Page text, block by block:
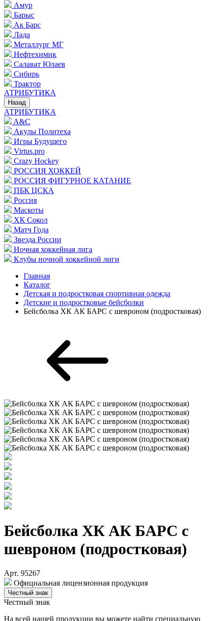
Амур
Барыс
Ак Барс
Лада
Металлург МГ
Нефтехимик
Салават Юлаев
Сибирь
Трактор
АТРИБУТИКА
Назад
АТРИБУТИКА
A&C
Акулы Политеха
Игры Будущего
Virtus.pro
Crazy Hockey
РОССИЯ ХОККЕЙ
РОССИЯ ФИГУРНОЕ КАТАНИЕ
ПБК ЦСКА
Россия
Маскоты
ХК Сокол
Матч Года
Звезда России
Ночная хоккейная лига
Клубы ночной хоккейной лиги
Главная
Каталог
Детская и подростковая спортивная одежда
Детские и подростковые бейсболки
Бейсболка ХК АК БАРС с шевроном (подростковая)
Бейсболка ХК АК БАРС с
шевроном (подростковая)
Арт. 95267
Официальная лицензионная продукция
Честный знак
Честный знак
На всей нашей продукции вы можете найти специальную